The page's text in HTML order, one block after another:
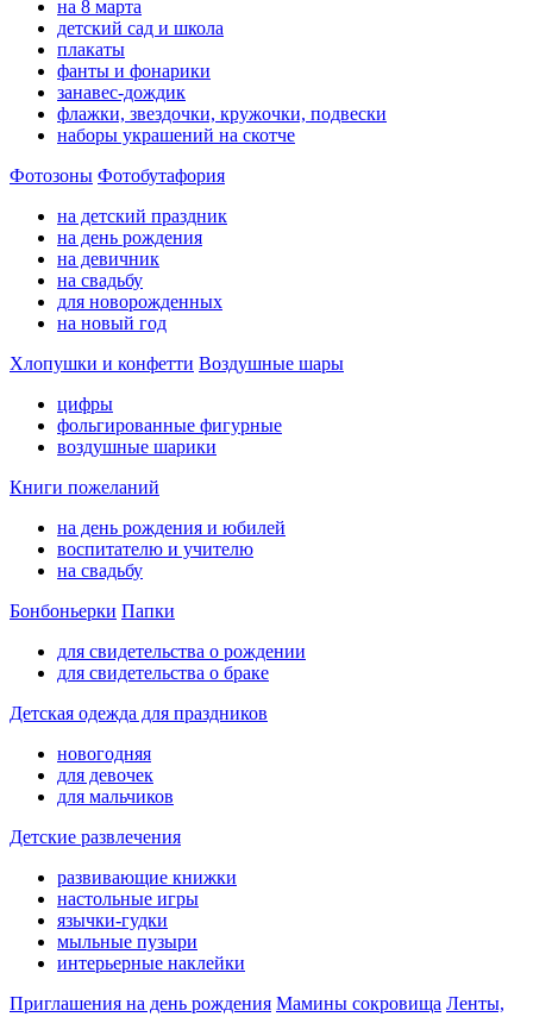
на 8 марта
детский сад и школа
плакаты
фанты и фонарики
занавес-дождик
флажки, звездочки, кружочки, подвески
наборы украшений на скотче
Фотозоны Фотобутафория
на детский праздник
на день рождения
на девичник
на свадьбу
для новорожденных
на новый год
Хлопушки и конфетти Воздушные шары
цифры
фольгированные фигурные
воздушные шарики
Книги пожеланий
на день рождения и юбилей
воспитателю и учителю
на свадьбу
Бонбоньерки Папки
для свидетельства о рождении
для свидетельства о браке
Детская одежда для праздников
новогодняя
для девочек
для мальчиков
Детские развлечения
развивающие книжки
настольные игры
язычки-гудки
мыльные пузыри
интерьерные наклейки
Приглашения на день рождения Мамины сокровища Ленты,